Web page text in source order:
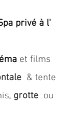
privé à l'
et films
& tente
grotte ou